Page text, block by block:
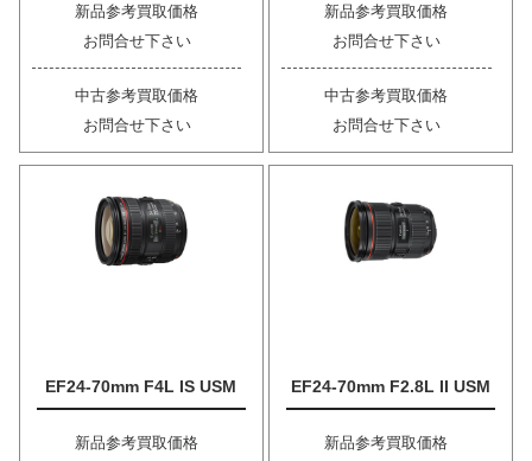
新品参考買取価格
お問合せ下さい
中古参考買取価格
お問合せ下さい
新品参考買取価格
お問合せ下さい
中古参考買取価格
お問合せ下さい
EF24-70mm F4L IS USM
新品参考買取価格
EF24-70mm F2.8L II USM
新品参考買取価格